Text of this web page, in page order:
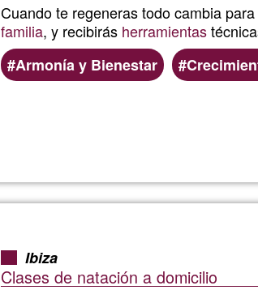
Cuando te regeneras todo cambia
familia, y recibirás herramientas
Armonía y Bienestar
Ibiza
Clases de natación a domicilio